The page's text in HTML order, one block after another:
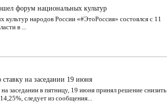
форум национальных культур
народов России «#ЭтоРоссия» состоялся с 11
в ...
на заседании 19 июня
заседании в пятницу, 19 июня принял решение снизить
следует из сообщения...